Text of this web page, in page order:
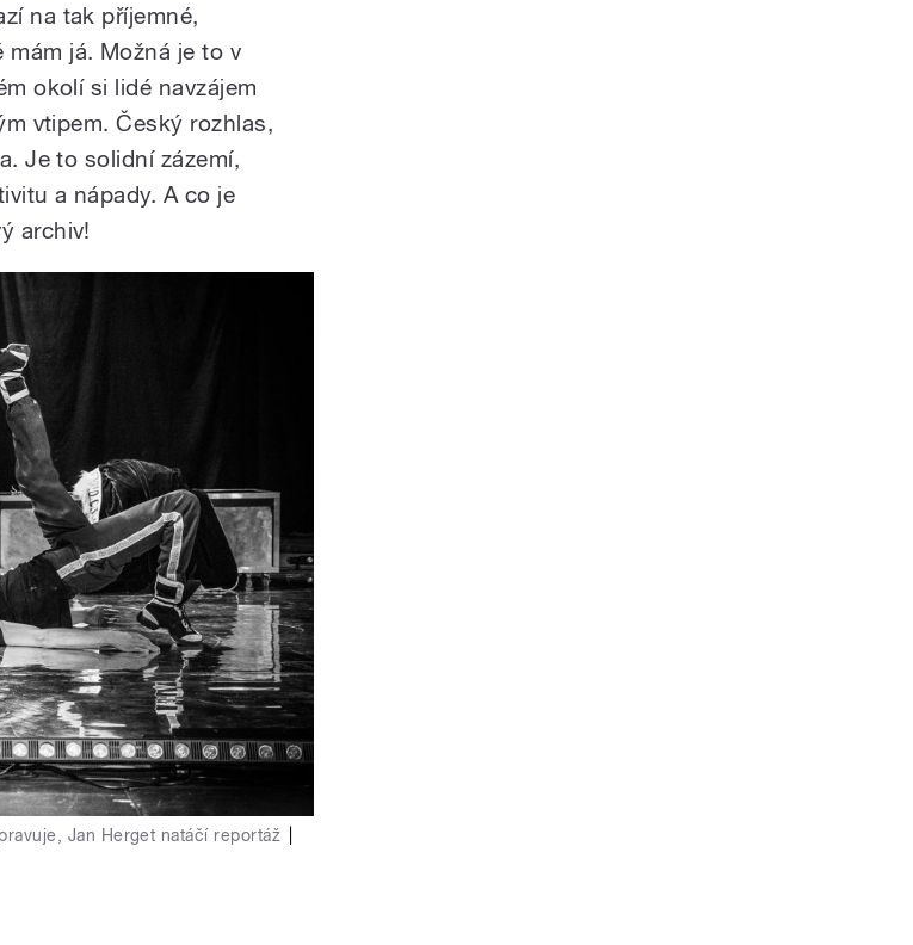
na tak příjemné,
já. Možná je to v
okolí si lidé navzájem
vtipem. Český rozhlas,
Je to solidní zázemí,
a nápady. A co je
archiv!
Jan Herget natáčí reportáž